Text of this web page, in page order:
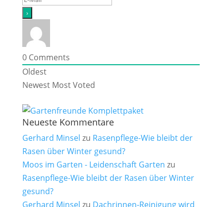
0Comments
Oldest
Newest Most Voted
Neueste Kommentare
Gerhard Minsel zu Rasenpflege-Wie bleibt der
Rasen über Winter gesund?
Moos im Garten - Leidenschaft Garten zu
Rasenpflege-Wie bleibt der Rasen über Winter
gesund?
Gerhard Minsel zu Dachrinnen-Reinigung wird